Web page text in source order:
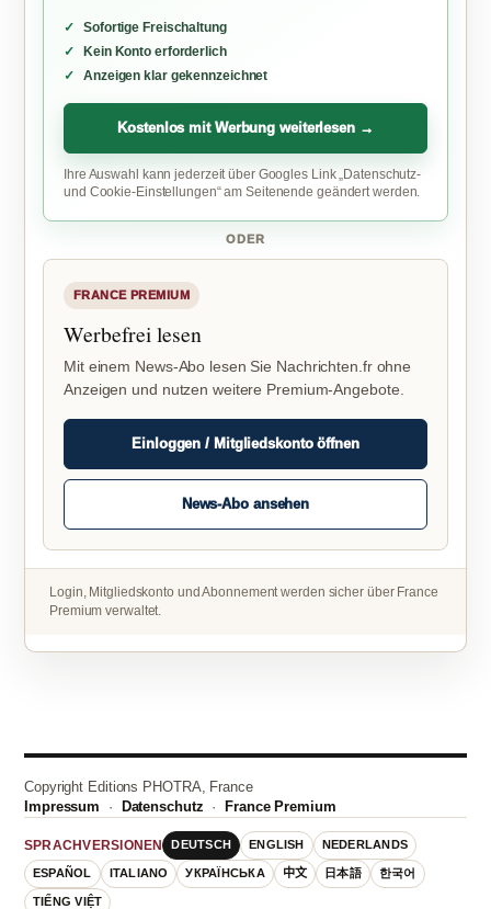
Sofortige Freischaltung
Kein Konto erforderlich
Anzeigen klar gekennzeichnet
Kostenlos mit Werbung weiterlesen →
Ihre Auswahl kann jederzeit über Googles Link „Datenschutz-
und Cookie-Einstellungen“ am Seitenende geändert werden.
ODER
FRANCE PREMIUM
Werbefrei lesen
Mit einem News-Abo lesen Sie Nachrichten.fr ohne
Anzeigen und nutzen weitere Premium-Angebote.
Einloggen / Mitgliedskonto öffnen
News-Abo ansehen
Login, Mitgliedskonto und Abonnement werden sicher über France
Premium verwaltet.
Copyright Editions PHOTRA, France
Impressum · Datenschutz ·France Premium
SPRACHVERSIONEN DEUTSCH ENGLISH NEDERLANDS
ESPAÑOL ITALIANO УКРАЇНСЬКА 中文 日本語 한국어
TIẾNG VIỆT